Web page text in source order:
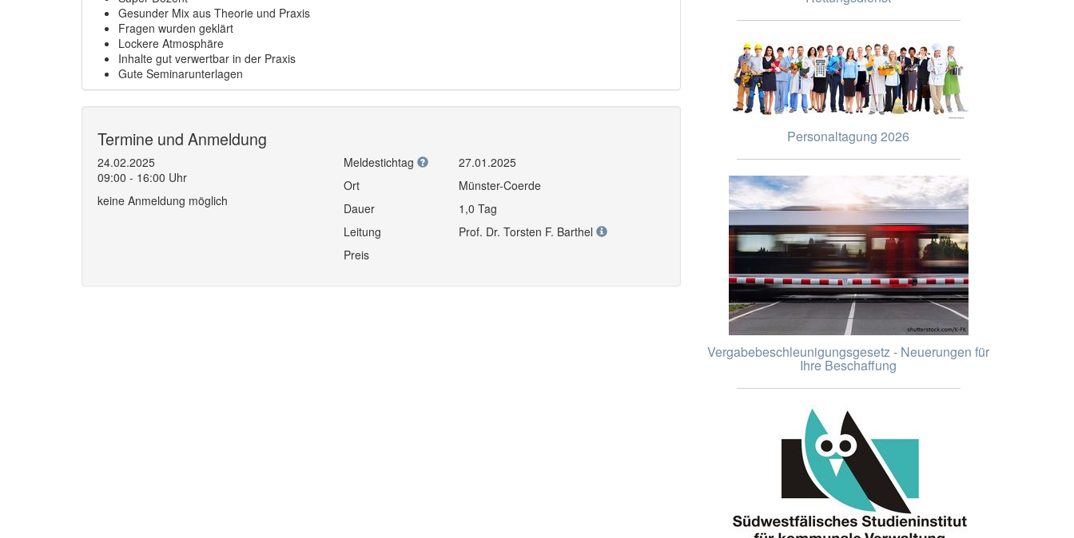
Gesunder Mix aus Theorie und Praxis
Fragen wurden geklärt
Lockere Atmosphäre
Inhalte gut verwertbar in der Praxis
Gute Seminarunterlagen
Termine und Anmeldung
24.02.2025
09:00 - 16:00 Uhr
keine Anmeldung möglich
Meldestichtag
27.01.2025
Ort
Münster-Coerde
Dauer
1,0 Tag
Leitung
Prof. Dr. Torsten F. Barthel
Preis
Personaltagung 2026
Vergabebeschleunigungsgesetz - Neuerungen für
Ihre Beschaffung